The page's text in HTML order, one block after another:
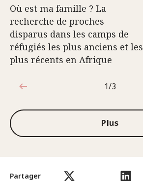
Partager
Où est ma famille ? La
recherche de proches
disparus dans les camps de
réfugiés les plus anciens et les
plus récents en Afrique
1sur3
1/3
Plus